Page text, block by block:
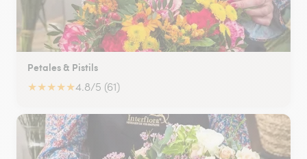
Petales & Pistils
★★★★★4.8/5 (61)